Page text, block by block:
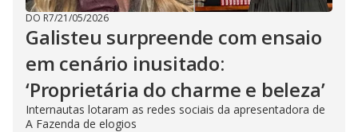
DO R7/21/05/2026
Galisteu surpreende com ensaio
em cenário inusitado:
‘Proprietária do charme e beleza’
Internautas lotaram as redes sociais da apresentadora de
A Fazenda de elogios